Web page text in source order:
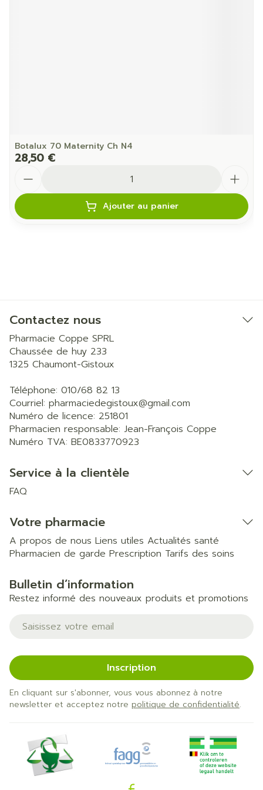
Botalux 70 Maternity Ch N4
28,50 €
Ajouter au panier
Contactez nous
Pharmacie Coppe SPRL
Chaussée de huy 233
1325 Chaumont-Gistoux
Téléphone: 010/68 82 13
Courriel: pharmaciedegistoux@gmail.com
Numéro de licence: 251801
Pharmacien responsable: Jean-François Coppe
Numéro TVA: BE0833770923
Service à la clientèle
FAQ
Votre pharmacie
A propos de nous Liens utiles Actualités santé
Pharmacien de garde Prescription Tarifs des soins
Bulletin d’information
Restez informé des nouveaux produits et promotions
Adresse mail
Inscription
En cliquant sur s'abonner, vous vous abonnez à notre
newsletter et acceptez notre politique de confidentialité.